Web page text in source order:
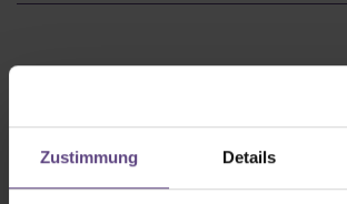
Zustimmung Details